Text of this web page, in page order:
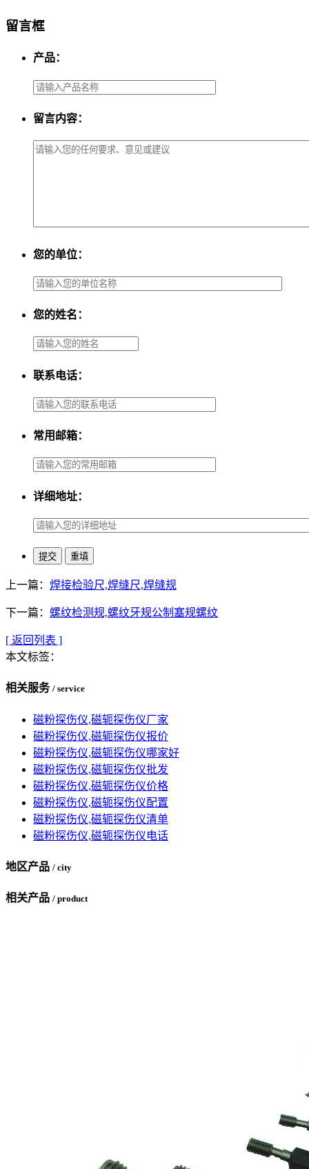
留言框
产品：
留言内容：
您的单位：
您的姓名：
联系电话：
常用邮箱：
详细地址：
上一篇： 焊接检验尺,焊缝尺,焊缝规
下一篇： 螺纹检测规,螺纹牙规公制塞规螺纹
[ 返回列表 ]
本文标签：
相关服务 / service
磁粉探伤仪,磁轭探伤仪厂家
磁粉探伤仪,磁轭探伤仪报价
磁粉探伤仪,磁轭探伤仪哪家好
磁粉探伤仪,磁轭探伤仪批发
磁粉探伤仪,磁轭探伤仪价格
磁粉探伤仪,磁轭探伤仪配置
磁粉探伤仪,磁轭探伤仪清单
磁粉探伤仪,磁轭探伤仪电话
地区产品 / city
相关产品 / product